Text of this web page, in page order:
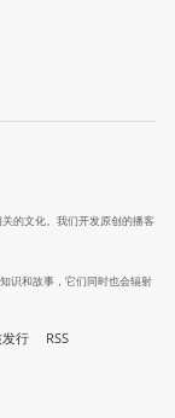
的文化。我们开发原创的播客
识和故事，它们同时也会辐射
行 RSS